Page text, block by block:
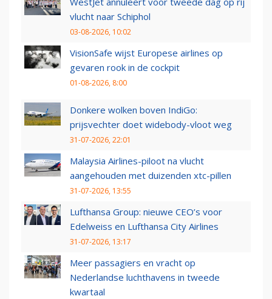
vlucht naar Schiphol
03-08-2026, 10:02
VisionSafe wijst Europese airlines op
gevaren rook in de cockpit
01-08-2026, 8:00
Donkere wolken boven IndiGo:
prijsvechter doet widebody-vloot weg
31-07-2026, 22:01
Malaysia Airlines-piloot na vlucht
aangehouden met duizenden xtc-pillen
31-07-2026, 13:55
Lufthansa Group: nieuwe CEO’s voor
Edelweiss en Lufthansa City Airlines
31-07-2026, 13:17
Meer passagiers en vracht op
Nederlandse luchthavens in tweede
kwartaal